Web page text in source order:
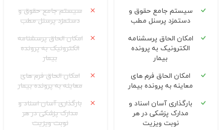
سیستم جامع حقوق و
دستمزد پرسنل مطب
امکان الحاق پرسشنامه
الکترونیک به پرونده
بیمار
امکان الحاق فرم های
معاینه به پرونده بیمار
بارگذاری آسان اسناد و
مدارک پزشکی در هر
نوبت ویزیت
سیستم جامع حقوق و
دستمزد پرسنل مطب
امکان الحاق پرسشنامه
الکترونیک به پرونده
بیمار
امکان الحاق فرم های
معاینه به پرونده بیمار
بارگذاری آسان اسناد و
مدارک پزشکی در هر
نوبت ویزیت